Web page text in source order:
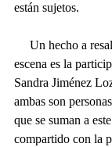
están sujetos.
escena es la
Sandra Jiménez
ambas son
que se suman a
compartido con la